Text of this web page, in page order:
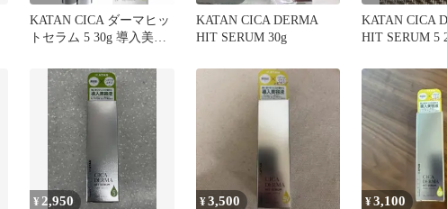
KATAN CICA ダーマヒッ
トセラム 5 30g 導入美容
KATAN CICA DERMA
HIT SERUM 30g
KATAN CICA
HIT SERUM 5
¥ 2,950 ¥3,500 ¥3,100